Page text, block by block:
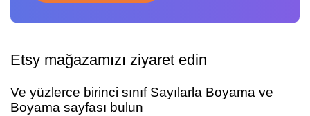
Etsy mağazamızı ziyaret edin
Ve yüzlerce birinci sınıf Sayılarla Boyama ve
Boyama sayfası bulun